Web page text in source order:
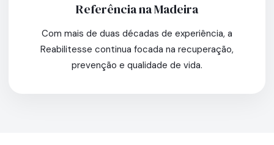
Referência na Madeira
Com mais de duas décadas de experiência, a
Reabilitesse continua focada na recuperação,
prevenção e qualidade de vida.